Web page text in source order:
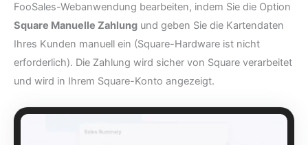
FooSales-Webanwendung bearbeiten, indem Sie die Option
Square Manuelle Zahlung und geben Sie die Kartendaten
Ihres Kunden manuell ein (Square-Hardware ist nicht
erforderlich). Die Zahlung wird sicher von Square verarbeitet
und wird in Ihrem Square-Konto angezeigt.